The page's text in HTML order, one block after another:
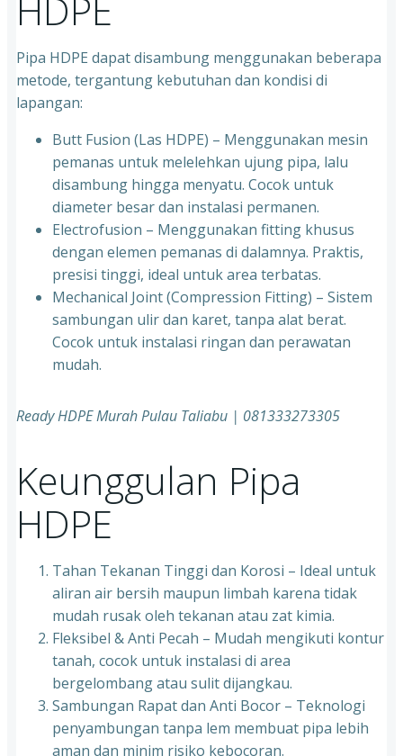
HDPE
Pipa HDPE dapat disambung menggunakan beberapa
metode, tergantung kebutuhan dan kondisi di
lapangan:
Butt Fusion (Las HDPE) – Menggunakan mesin
pemanas untuk melelehkan ujung pipa, lalu
disambung hingga menyatu. Cocok untuk
diameter besar dan instalasi permanen.
Electrofusion – Menggunakan fitting khusus
dengan elemen pemanas di dalamnya. Praktis,
presisi tinggi, ideal untuk area terbatas.
Mechanical Joint (Compression Fitting) – Sistem
sambungan ulir dan karet, tanpa alat berat.
Cocok untuk instalasi ringan dan perawatan
mudah.
Ready HDPE Murah Pulau Taliabu | 081333273305
Keunggulan Pipa
HDPE
Tahan Tekanan Tinggi dan Korosi – Ideal untuk
aliran air bersih maupun limbah karena tidak
mudah rusak oleh tekanan atau zat kimia.
Fleksibel & Anti Pecah – Mudah mengikuti kontur
tanah, cocok untuk instalasi di area
bergelombang atau sulit dijangkau.
Sambungan Rapat dan Anti Bocor – Teknologi
penyambungan tanpa lem membuat pipa lebih
aman dan minim risiko kebocoran.